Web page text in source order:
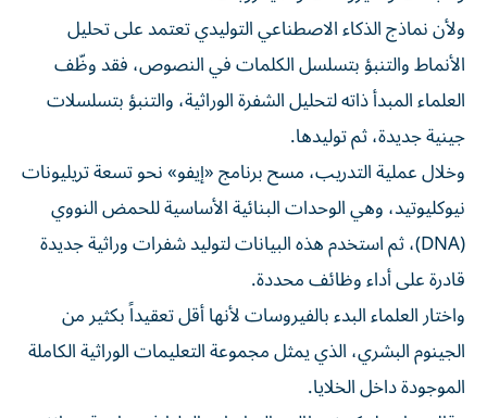
ولأن نماذج الذكاء الاصطناعي التوليدي تعتمد على تحليل
الأنماط والتنبؤ بتسلسل الكلمات في النصوص، فقد وظّف
العلماء المبدأ ذاته لتحليل الشفرة الوراثية، والتنبؤ بتسلسلات
جينية جديدة، ثم توليدها.
وخلال عملية التدريب، مسح برنامج «إيفو» نحو تسعة تريليونات
نيوكليوتيد، وهي الوحدات البنائية الأساسية للحمض النووي
(DNA)، ثم استخدم هذه البيانات لتوليد شفرات وراثية جديدة
قادرة على أداء وظائف محددة.
واختار العلماء البدء بالفيروسات لأنها أقل تعقيداً بكثير من
الجينوم البشري، الذي يمثل مجموعة التعليمات الوراثية الكاملة
الموجودة داخل الخلايا.